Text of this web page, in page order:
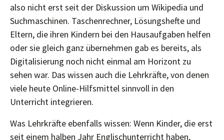
also nicht erst seit der Diskussion um Wikipedia und
Suchmaschinen. Taschenrechner, Lösungshefte und
Eltern, die ihren Kindern bei den Hausaufgaben helfen
oder sie gleich ganz übernehmen gab es bereits, als
Digitalisierung noch nicht einmal am Horizont zu
sehen war. Das wissen auch die Lehrkräfte, von denen
viele heute Online-Hilfsmittel sinnvoll in den
Unterricht integrieren.
Was Lehrkräfte ebenfalls wissen: Wenn Kinder, die erst
seit einem halben Jahr Englischunterricht haben,